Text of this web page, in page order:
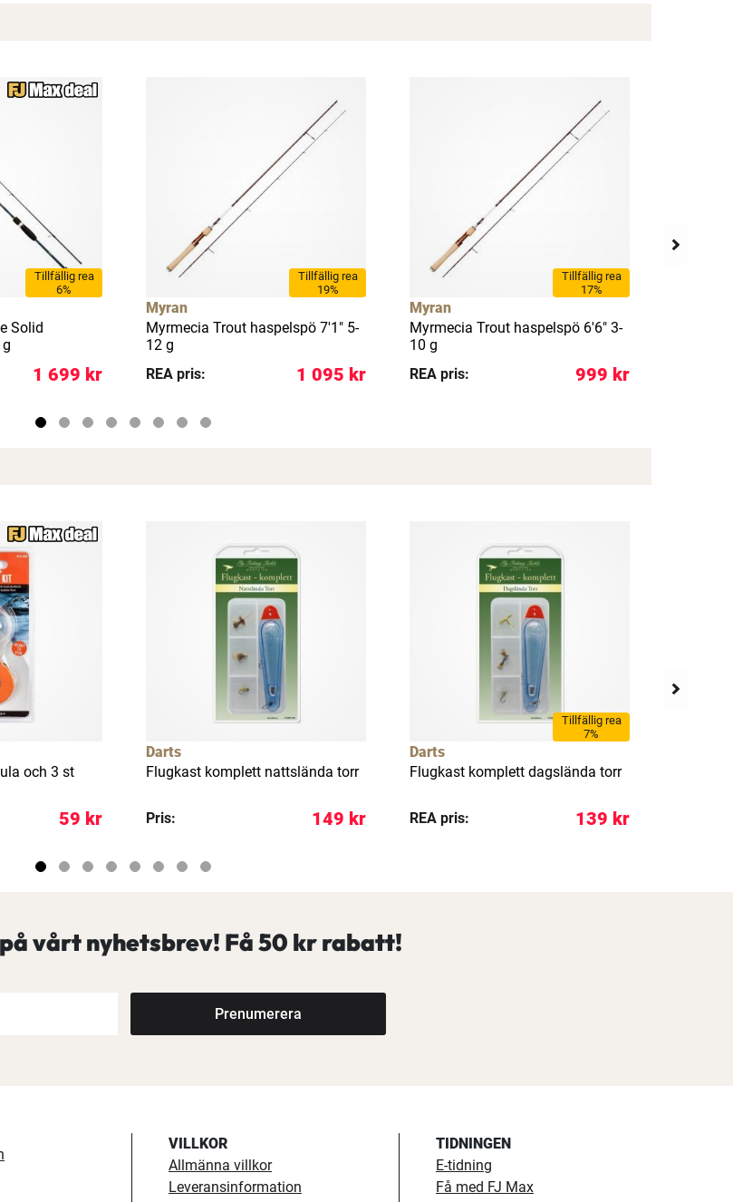
fri frakt på alla ordrar, bonuscheck varje månad
Tillfällig rea
6%
Solid
1 699 kr
Tillfällig rea
19%
Myran
Myrmecia Trout haspelspö 7'1" 5-
12 g
REA pris:
1 095 kr
Tillfällig rea
17%
Myran
Myrmecia Trout haspelspö 6'6" 3-
10 g
REA pris:
999 kr
och 3 st
59 kr
Darts
Flugkast komplett nattslända torr
Pris: 149 kr
Tillfällig rea
7%
Darts
Flugkast komplett dagslända torr
REA pris: 139 kr
vårt nyhetsbrev! Få50 kr rabatt!
Prenumerera
VILLKOR
Allmänna villkor
Leveransinformation
TIDNINGEN
E-tidning
Få med FJ Max